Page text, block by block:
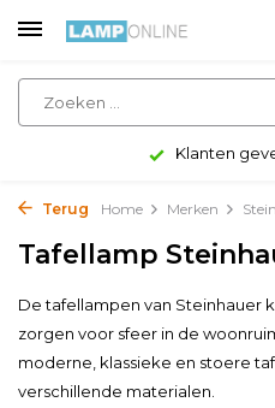
Klanten
Terug Home Merken
Tafellamp
De tafellampen van Steinhauer
zorgen voor sfeer in de
moderne, klassieke en stoere
verschillende materialen.